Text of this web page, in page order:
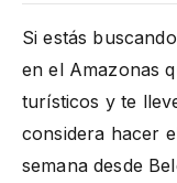
Si estás
en el Amazonas
turísticos y te
considera hacer
semana desde